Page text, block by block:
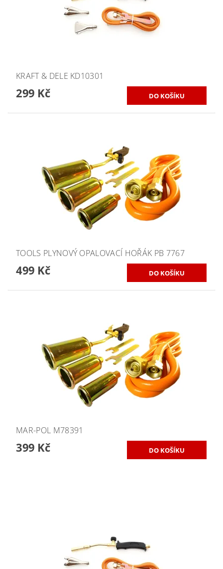
KRAFT & DELE KD10301
299 Kč
TOOLS PLYNOVÝ OPALOVACÍ HOŘÁK PB 7767
499 Kč
MAR-POL M78391
399 Kč